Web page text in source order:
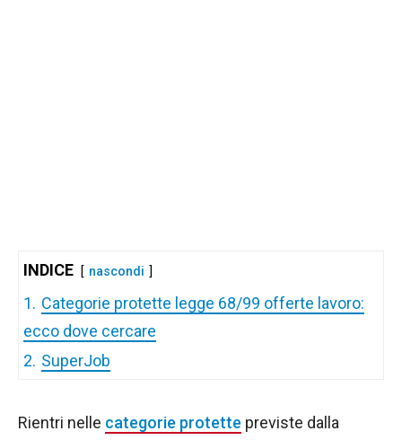
INDICE nascondi
1. Categorie protette legge 68/99 offerte lavoro:
ecco dove cercare
2. SuperJob
Rientri nelle categorie protette previste dalla